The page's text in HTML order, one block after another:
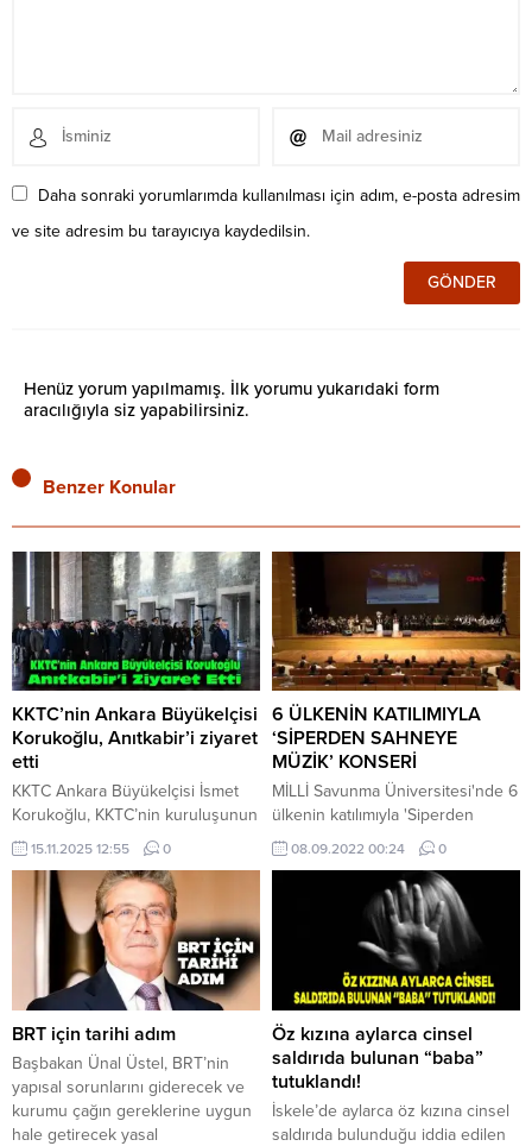
Daha sonraki yorumlarımda kullanılması için adım, e-posta adresim
ve site adresim bu tarayıcıya kaydedilsin.
Henüz yorum yapılmamış. İlk yorumu yukarıdaki form
aracılığıyla siz yapabilirsiniz.
Benzer Konular
KKTC’nin Ankara Büyükelçisi
Korukoğlu, Anıtkabir’i ziyaret
etti
KKTC Ankara Büyükelçisi İsmet
Korukoğlu, KKTC’nin kuruluşunun
42. yılı dolayısıyla Anıtkabir’e
ziyarette bulundu. Beraberindeki
heyetle Aslanlı Yol’dan yürüyerek
Gazi Mustafa Kemal Atatürk’ün
mozolesine gelen Korukoğlu,
çelenk bırakarak saygı duruşunda
bulundu. Daha sonra hatıra
fotoğrafı çektiren Korukoğlu,
Anıtkabir Özel Defteri’ni imzaladı.
Büyükelçi Korukoğlu, deftere
şunları
yazdı:WWW.KKTCNEWS.NET “Aziz
Atatürk, Kıbrıs Türk halkının...
15.11.2025 12:55 0
6 ÜLKENİN KATILIMIYLA
‘SİPERDEN SAHNEYE
MÜZİK’ KONSERİ
MİLLİ Savunma Üniversitesi'nde 6
ülkenin katılımıyla 'Siperden
Sahneye Müzik' isimli konser
gerçekleşti. Konser programına
katılan Milli Savunma ...
08.09.2022 00:24 0
BRT için tarihi adım
Başbakan Ünal Üstel, BRT’nin
yapısal sorunlarını giderecek ve
kurumu çağın gereklerine uygun
hale getirecek yasal
Öz kızına aylarca cinsel
saldırıda bulunan “baba”
tutuklandı!
İskele’de aylarca öz kızına cinsel
saldırıda bulunduğu iddia edilen